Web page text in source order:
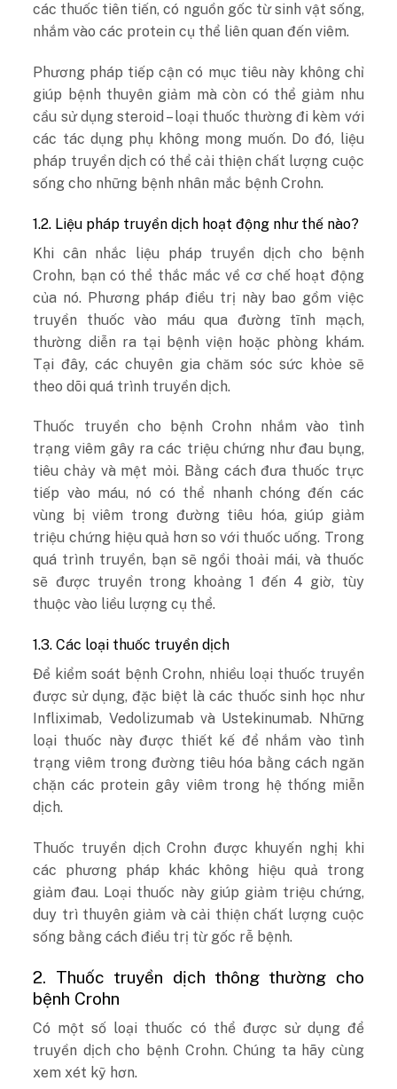
các thuốc tiên tiến, có nguồn gốc từ sinh vật sống,
nhắm vào các protein cụ thể liên quan đến viêm.
Phương pháp tiếp cận có mục tiêu này không chỉ
giúp bệnh thuyên giảm mà còn có thể giảm nhu
cầu sử dụng steroid – loại thuốc thường đi kèm với
các tác dụng phụ không mong muốn. Do đó, liệu
pháp truyền dịch có thể cải thiện chất lượng cuộc
sống cho những bệnh nhân mắc bệnh Crohn.
1.2. Liệu pháp truyền dịch hoạt động như thế nào?
Khi cân nhắc liệu pháp truyền dịch cho bệnh
Crohn, bạn có thể thắc mắc về cơ chế hoạt động
của nó. Phương pháp điều trị này bao gồm việc
truyền thuốc vào máu qua đường tĩnh mạch,
thường diễn ra tại bệnh viện hoặc phòng khám.
Tại đây, các chuyên gia chăm sóc sức khỏe sẽ
theo dõi quá trình truyền dịch.
Thuốc truyền cho bệnh Crohn nhắm vào tình
trạng viêm gây ra các triệu chứng như đau bụng,
tiêu chảy và mệt mỏi. Bằng cách đưa thuốc trực
tiếp vào máu, nó có thể nhanh chóng đến các
vùng bị viêm trong đường tiêu hóa, giúp giảm
triệu chứng hiệu quả hơn so với thuốc uống. Trong
quá trình truyền, bạn sẽ ngồi thoải mái, và thuốc
sẽ được truyền trong khoảng 1 đến 4 giờ, tùy
thuộc vào liều lượng cụ thể.
1.3. Các loại thuốc truyền dịch
Để kiểm soát bệnh Crohn, nhiều loại thuốc truyền
được sử dụng, đặc biệt là các thuốc sinh học như
Infliximab, Vedolizumab và Ustekinumab. Những
loại thuốc này được thiết kế để nhắm vào tình
trạng viêm trong đường tiêu hóa bằng cách ngăn
chặn các protein gây viêm trong hệ thống miễn
dịch.
Thuốc truyền dịch Crohn được khuyến nghị khi
các phương pháp khác không hiệu quả trong
giảm đau. Loại thuốc này giúp giảm triệu chứng,
duy trì thuyên giảm và cải thiện chất lượng cuộc
sống bằng cách điều trị từ gốc rễ bệnh.
2. Thuốc truyền dịch thông thường cho
bệnh Crohn
Có một số loại thuốc có thể được sử dụng để
truyền dịch cho bệnh Crohn. Chúng ta hãy cùng
xem xét kỹ hơn.